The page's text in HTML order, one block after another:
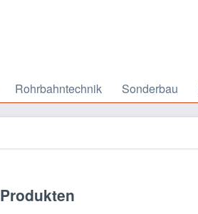
Rohrbahntechnik Sonderbau